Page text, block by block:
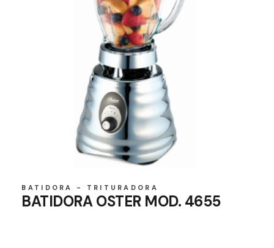
BATIDORA - TRITURADORA
BATIDORA OSTER MOD. 4655